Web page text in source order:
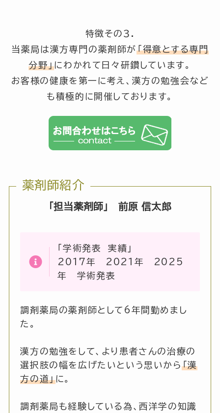
特徴その３.
当薬局は漢方専門の薬剤師が「得意とする専門
分野」にわかれて日々研鑽しています。
お客様の健康を第一に考え、漢方の勉強会など
も積極的に開催しております。
薬剤師紹介
「担当薬剤師」 前原 信太郎
「学術発表 実績」
2017年 2021年 2025
年 学術発表
調剤薬局の薬剤師として6年間勤めまし
た。
漢方の勉強をして、より患者さんの治療の
選択肢の幅を広げたいという思いから 「漢
方の道」に。
調剤薬局も経験している為、西洋学の知識